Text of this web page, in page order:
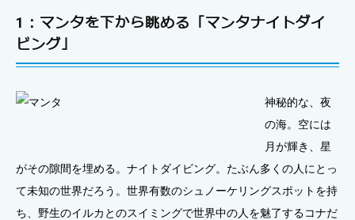
1：マンタを下から眺める「マンタナイトダイ
ビング」
神秘的な、夜
の海。空には
月が輝き、星
がその隙間を埋める。ナイトダイビング。たぶん多くの人にとっ
て未知の世界だろう。世界有数のシュノーケリングスポットを持
ち、野生のイルカとのスイミングで世界中の人を魅了するコナだ